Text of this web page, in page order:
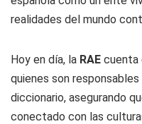
realidades del mundo
Hoy en día, la RAE cuenta
quienes son
diccionario, asegurando
conectado con las